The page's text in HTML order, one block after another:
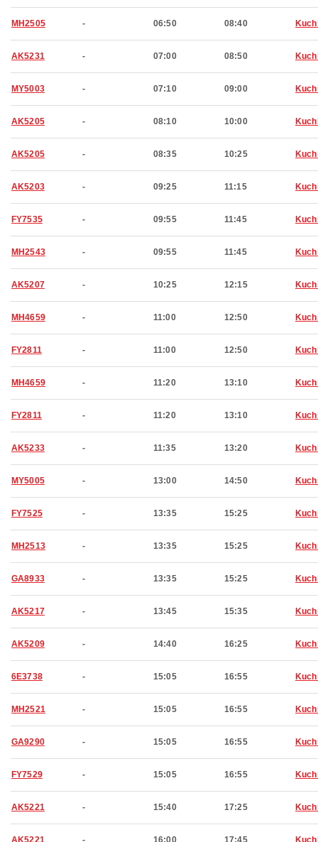
MH2505 - 06:50 08:40
AK5231 - 07:00 08:50
MY5003 - 07:10 09:00
AK5205 - 08:10 10:00
AK5205 - 08:35 10:25
AK5203 - 09:25 11:15
FY7535 - 09:55 11:45
MH2543 - 09:55 11:45
AK5207 - 10:25 12:15
MH4659 - 11:00 12:50
FY2811 - 11:00 12:50
MH4659 - 11:20 13:10
FY2811 - 11:20 13:10
AK5233 - 11:35 13:20
MY5005 - 13:00 14:50
FY7525 - 13:35 15:25
MH2513 - 13:35 15:25
GA8933 - 13:35 15:25
AK5217 - 13:45 15:35
AK5209 - 14:40 16:25
6E3738 - 15:05 16:55
MH2521 - 15:05 16:55
GA9290 - 15:05 16:55
FY7529 - 15:05 16:55
AK5221 - 15:40 17:25
AK5221 - 16:00 17:45